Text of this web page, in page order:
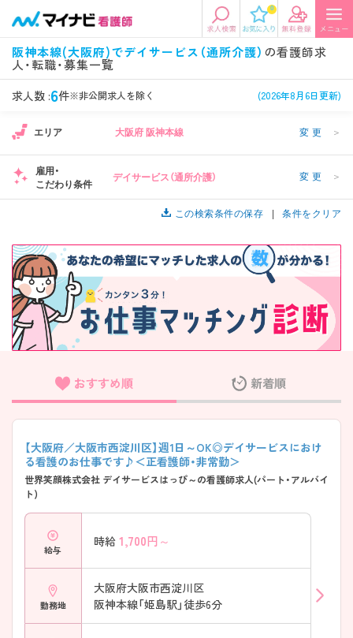
0
阪神本線(大阪府)でデイサービス（通所介護） の看護師求
人・転職・募集一覧
求人数 :6件※非公開求人を除く (2026年8月6日更新)
エリアから探す
エリアから探す
関東 北陸・信越
東海 関西
九州・沖縄
希望の求人条件を選択
資格 勤務形態
施設形態
病院、クリニック・診療所など
担当業務
病棟、外来など
美容外科、
循環器内科など
未経験歓迎、
土日祝休みなど
年収
年収500万円以上など 正社員、契約社員など
フリーワード検索
エリア 大阪府 阪神本線 変更 ＞
雇用・
こだわり条件
デイサービス（通所介護） 変更 ＞
この検索条件の保存 条件をクリア
おすすめ順 新着順
【大阪府／大阪市西淀川区】週1日～OK◎デイサービスにおけ
る看護のお仕事です♪＜正看護師・非常勤＞
世界笑顔株式会社 デイサービスはっぴ～の看護師求人(パート・アルバイ
ト)
給与
時給 1,700円～
勤務地
大阪府大阪市西淀川区
阪神本線「姫島駅」徒歩6分